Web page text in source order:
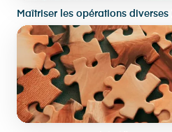
Maîtriser les opérations